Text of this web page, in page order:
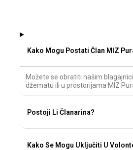
Kako Mogu Postati Član MIZ
Možete se obratiti našim
džematu ili u prostorijama MIZ
Postoji Li Članarina?
Kako Se Mogu Uključiti U